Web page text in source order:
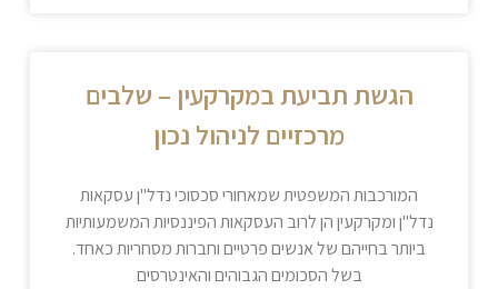
הגשת תביעת במקרקעין – שלבים
מרכזיים לניהול נכון
המורכבות המשפטית שמאחורי סכסוכי נדל"ן עסקאות
נדל"ן ומקרקעין הן לרוב העסקאות הפיננסיות המשמעותיות
ביותר בחייהם של אנשים פרטיים וחברות מסחריות כאחד.
בשל הסכומים הגבוהים והאינטרסים